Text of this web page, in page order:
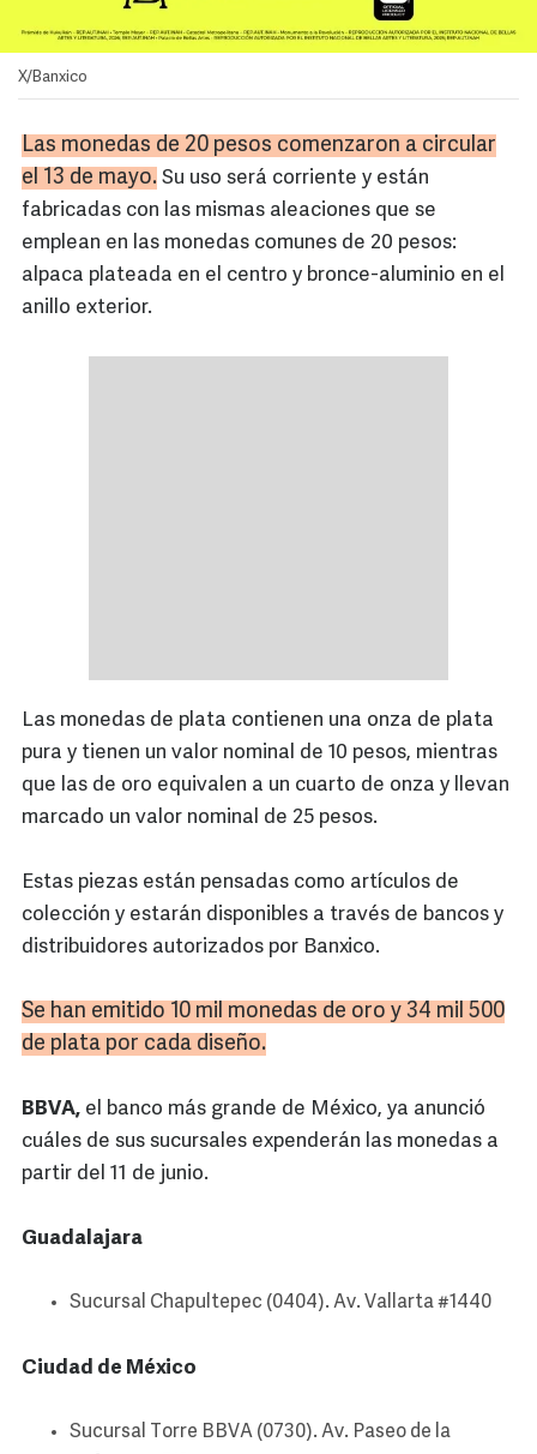
X/Banxico
Las monedas de 20 pesos comenzaron a circular
el 13 de mayo. Su uso será corriente y están
fabricadas con las mismas aleaciones que se
emplean en las monedas comunes de 20 pesos:
alpaca plateada en el centro y bronce-aluminio en el
anillo exterior.
Las monedas de plata contienen una onza de plata
pura y tienen un valor nominal de 10 pesos, mientras
que las de oro equivalen a un cuarto de onza y llevan
marcado un valor nominal de 25 pesos.
Estas piezas están pensadas como artículos de
colección y estarán disponibles a través de bancos y
distribuidores autorizados por Banxico.
Se han emitido 10 mil monedas de oro y 34 mil 500
de plata por cada diseño.
BBVA, el banco más grande de México, ya anunció
cuáles de sus sucursales expenderán las monedas a
partir del 11 de junio.
Guadalajara
Sucursal Chapultepec (0404). Av. Vallarta #1440
Ciudad de México
Sucursal Torre BBVA (0730). Av. Paseo de la